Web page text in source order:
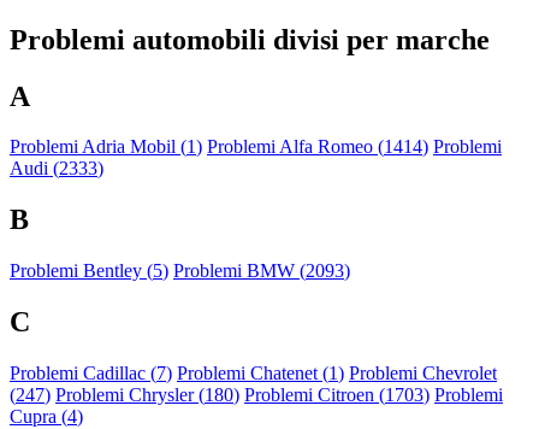
Problemi automobili divisi per marche
A
Problemi Adria Mobil (1) Problemi Alfa Romeo (1414) Problemi
Audi (2333)
B
Problemi Bentley (5) Problemi BMW (2093)
C
Problemi Cadillac (7) Problemi Chatenet (1) Problemi Chevrolet
(247) Problemi Chrysler (180) Problemi Citroen (1703) Problemi
Cupra (4)